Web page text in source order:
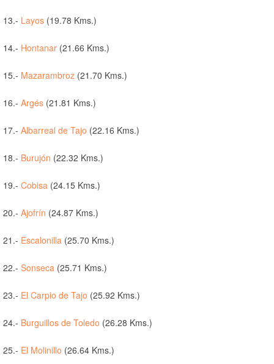
13.- Layos (19.78 Kms.)
14.- Hontanar (21.66 Kms.)
15.- Mazarambroz (21.70 Kms.)
16.- Argés (21.81 Kms.)
17.- Albarreal de Tajo (22.16 Kms.)
18.- Burujón (22.32 Kms.)
19.- Cobisa (24.15 Kms.)
20.- Ajofrín (24.87 Kms.)
21.- Escalonilla (25.70 Kms.)
22.- Sonseca (25.71 Kms.)
23.- El Carpio de Tajo (25.92 Kms.)
24.- Burguillos de Toledo (26.28 Kms.)
25.- El Molinillo (26.64 Kms.)